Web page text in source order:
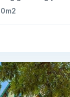
Đừng bỏ lỡ căn